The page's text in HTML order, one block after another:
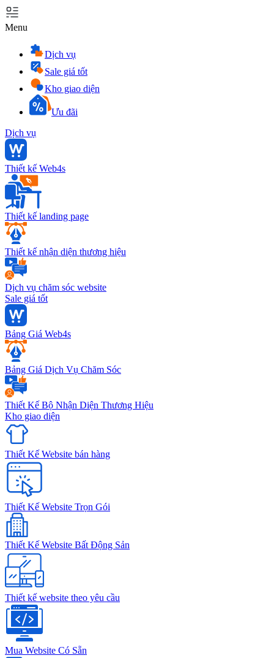
Menu
Dịch vụ
Sale giá tốt
Kho giao diện
Ưu đãi
Dịch vụ
Thiết kế Web4s
Thiết kế landing page
Thiết kế nhận diện thương hiệu
Dịch vụ chăm sóc website
Sale giá tốt
Bảng Giá Web4s
Bảng Giá Dịch Vụ Chăm Sóc
Thiết Kế Bộ Nhận Diện Thương Hiệu
Kho giao diện
Thiết Kế Website bán hàng
Thiết Kế Website Trọn Gói
Thiết Kế Website Bất Động Sản
Thiết kế website theo yêu cầu
Mua Website Có Sẵn